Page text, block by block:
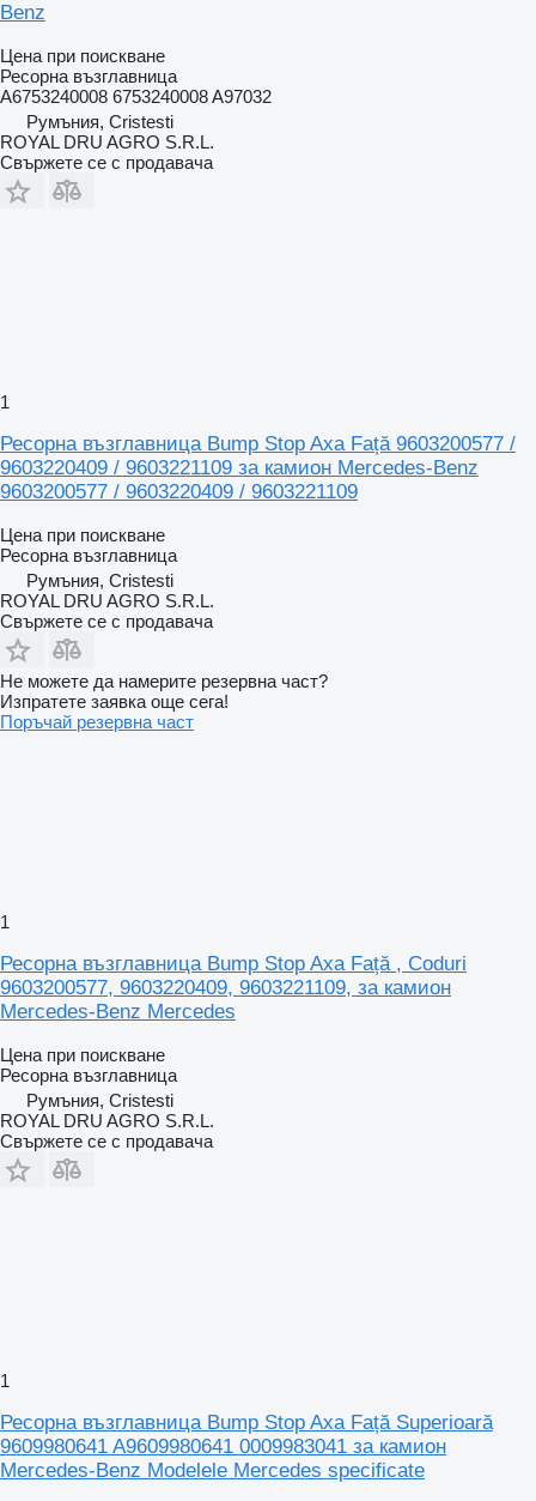
Benz
Цена при поискване
Ресорна възглавница
A6753240008 6753240008 A97032
Румъния, Cristesti
ROYAL DRU AGRO S.R.L.
Свържете се с продавача
1
Ресорна възглавница Bump Stop Axa Față 9603200577 /
9603220409 / 9603221109 за камион Mercedes-Benz
9603200577 / 9603220409 / 9603221109
Цена при поискване
Ресорна възглавница
Румъния, Cristesti
ROYAL DRU AGRO S.R.L.
Свържете се с продавача
Не можете да намерите резервна част?
Изпратете заявка още сега!
Поръчай резервна част
1
Ресорна възглавница Bump Stop Axa Față , Coduri
9603200577, 9603220409, 9603221109, за камион
Mercedes-Benz Mercedes
Цена при поискване
Ресорна възглавница
Румъния, Cristesti
ROYAL DRU AGRO S.R.L.
Свържете се с продавача
1
Ресорна възглавница Bump Stop Axa Față Superioară
9609980641 A9609980641 0009983041 за камион
Mercedes-Benz Modelele Mercedes specificate